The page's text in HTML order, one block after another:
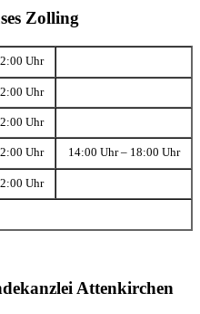
Zolling
Uhr
Uhr
Uhr
Uhr 14:00 Uhr – 18:00 Uhr
Uhr
Attenkirchen